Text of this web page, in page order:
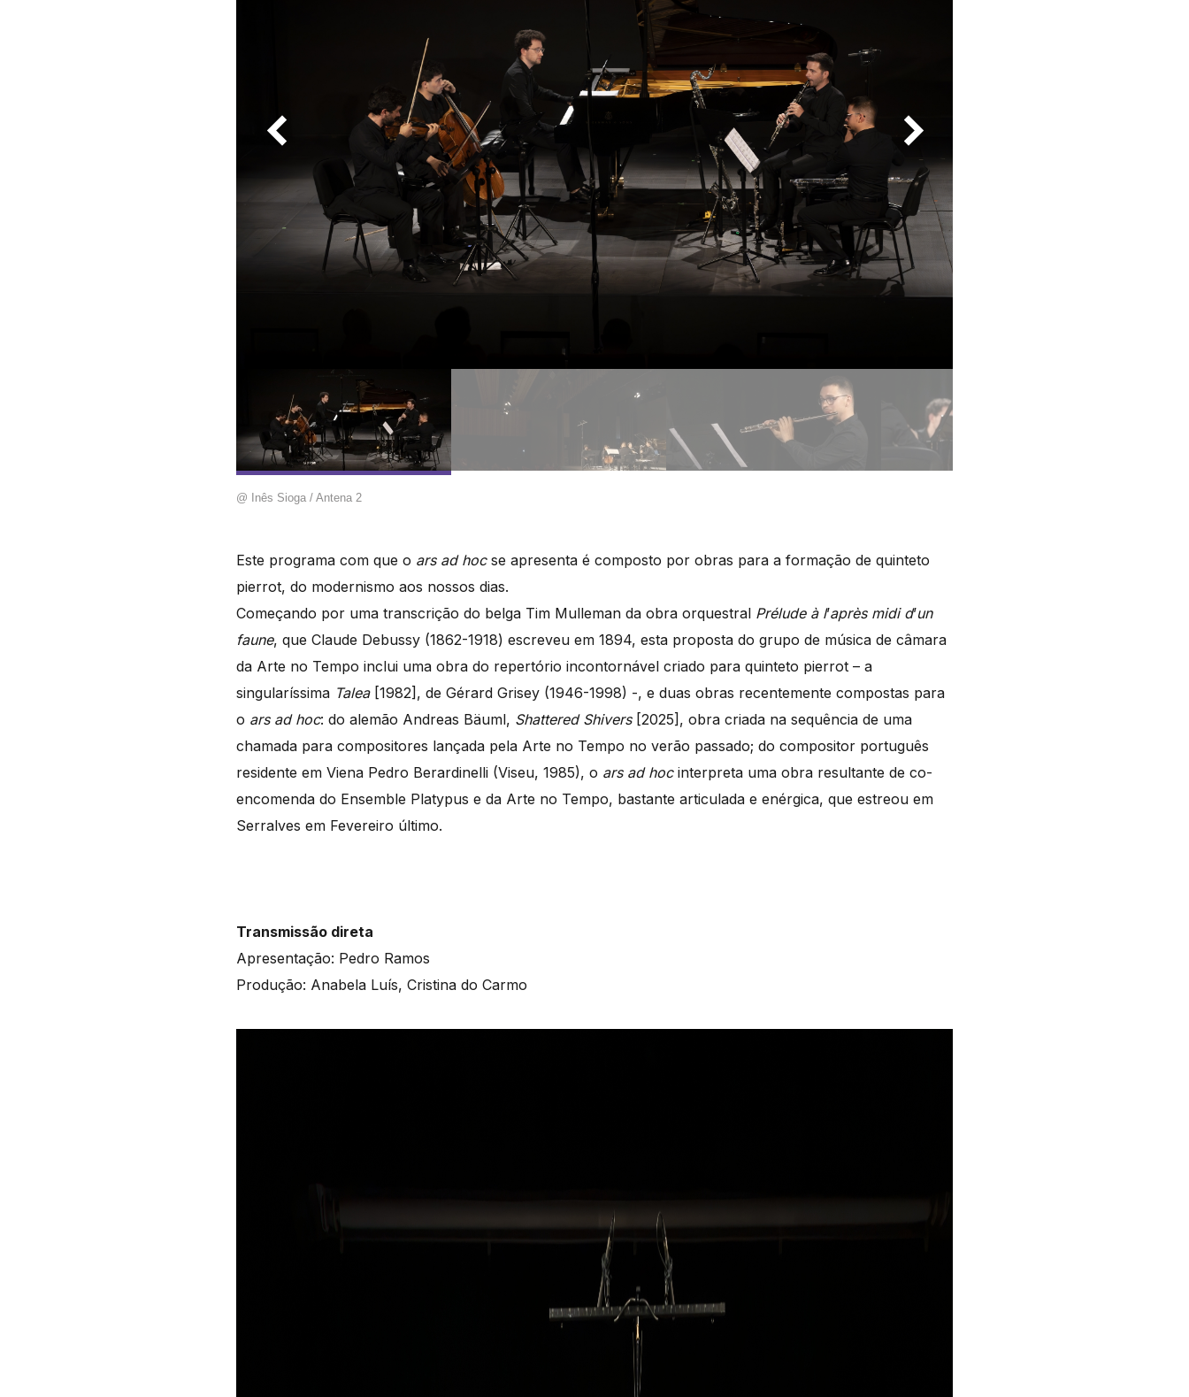
@ Inês Sioga / Antena 2
Este programa com que o ars ad hocse apresenta é composto por obras para a formação de quinteto
pierrot, do modernismo aos nossos dias.
Começando por uma transcrição do belga Tim Mulleman da obra orquestral Prélude à l’après midi d’un
faune, que Claude Debussy (1862-1918) escreveu em 1894, esta proposta do grupo de música de câmara
da Arte no Tempo inclui uma obra do repertório incontornável criado para quinteto pierrot – a
singularíssima Talea[1982], de Gérard Grisey (1946-1998) -, e duas obras recentemente compostas para
o ars ad hoc: do alemão Andreas Bäuml, Shattered Shivers[2025], obra criada na sequência de uma
chamada para compositores lançada pela Arte no Tempo no verão passado; do compositor português
residente em Viena Pedro Berardinelli (Viseu, 1985), o ars ad hocinterpreta uma obra resultante de co-
encomenda do Ensemble Platypus e da Arte no Tempo, bastante articulada e enérgica, que estreou em
Serralves em Fevereiro último.
Transmissão direta
Apresentação: Pedro Ramos
Produção: Anabela Luís, Cristina do Carmo